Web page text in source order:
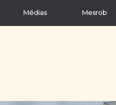
Médias Mesrob